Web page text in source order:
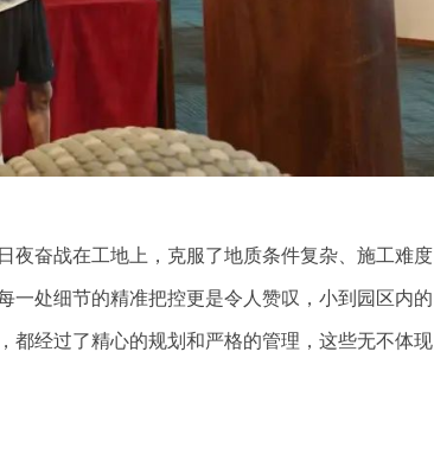
夜奋战在工地上，克服了地质条件复杂、施工难度
一处细节的精准把控更是令人赞叹，小到园区内的
都经过了精心的规划和严格的管理，这些无不体现